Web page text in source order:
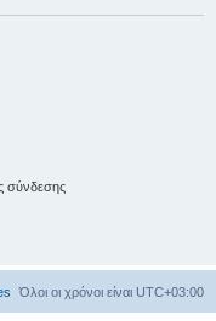
σύνδεσης
Όλοι οι χρόνοι είναι UTC+03:00